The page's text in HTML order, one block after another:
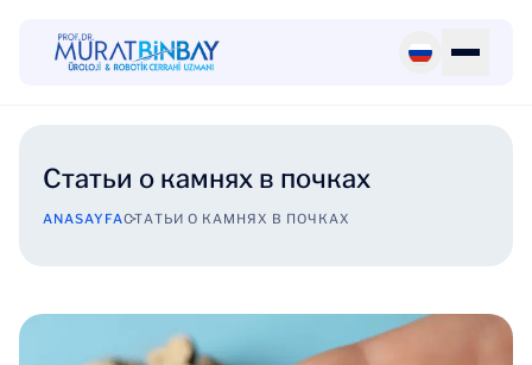
Статьи о камнях в почках
ANASAYFAСТАТЬИ О КАМНЯХ В ПОЧКАХ